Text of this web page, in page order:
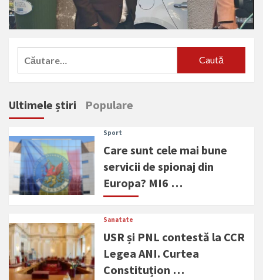
Ultimele știri Populare
Sport
Care sunt cele mai bune
servicii de spionaj din
Europa? MI6 …
Sanatate
USR și PNL contestă la CCR
Legea ANI. Curtea
Constituțion …